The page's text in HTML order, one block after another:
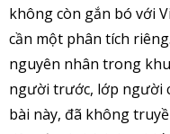
không còn gắn bó với
cần một phân tích
nguyên nhân trong
người trước, lớp người
bài này, đã không